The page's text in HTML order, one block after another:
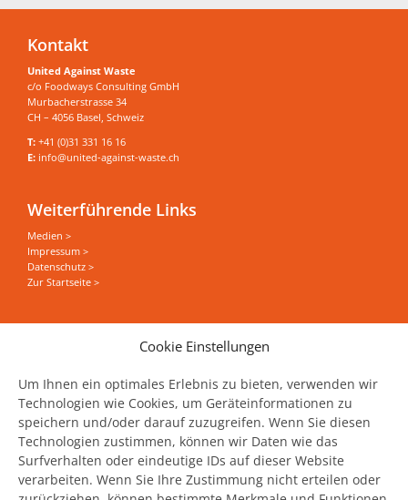
Cookie Einstellungen
Um Ihnen ein optimales Erlebnis zu bieten, verwenden wir
Technologien wie Cookies, um Geräteinformationen zu
speichern und/oder darauf zuzugreifen. Wenn Sie diesen
Technologien zustimmen, können wir Daten wie das
Surfverhalten oder eindeutige IDs auf dieser Website
verarbeiten. Wenn Sie Ihre Zustimmung nicht erteilen oder
Kontakt
United Against Waste
c/o Foodways Consulting GmbH
Murbacherstrasse 34
CH – 4056 Basel, Schweiz
T: +41 (0)31 331 16 16
E: info@united-against-waste.ch
Weiterführende Links
Medien >
Impressum >
Datenschutz >
Zur Startseite >
Sie wollen alles zum Thema Food Save erfahren?
News, Events und Stories direkt in Ihrer Mailbox
haben?
Jetzt unseren Newsletter abonnieren